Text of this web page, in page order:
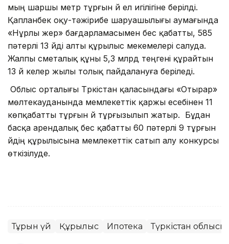
мың шаршы метр тұрғын үй ел игілігіне берілді.
Қапланбек оқу-тәжірибе шаруашылығы аумағында
«Нұрлы жер» бағдарламасымен бес қабатты, 585
пәтерлі 13 үйді алты құрылыс мекемелері салуда.
Жалпы сметалық құны 5,3 млрд теңгені құрайтын
13 үй келер жылы толық пайдалануға беріледі.
Облыс орталығы Түркістан қаласындағы «Отырар»
мөлтекауданында мемлекеттік қаржы есебінен 11
көпқабатты тұрғын үй тұрғызылып жатыр. Бұдан
басқа арендалық бес қабатты 60 пәтерлі 9 тұрғын
үйдің құрылысына мемлекеттік сатып алу конкурсы
өткізілуде.
Тұрғын үй Құрылыс Ипотека Түркістан облысы